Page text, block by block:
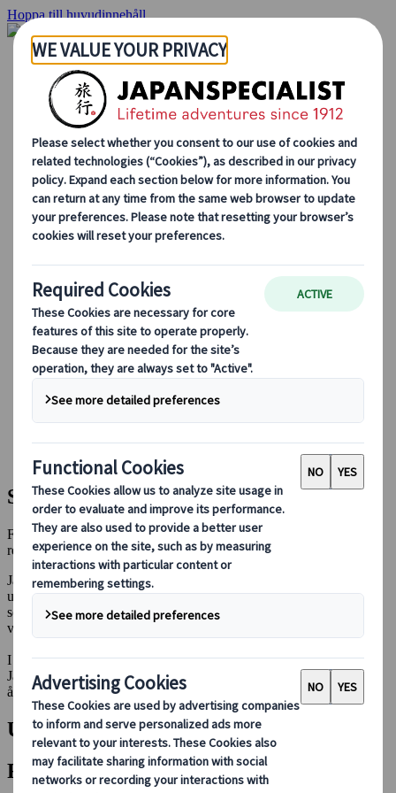
Hoppa till huvudinnehåll
Hemsidan
Resor
Individuellt resande
Gruppresor
Semester med självkörning
Utflykter
Skräddarsydda gruppresor
Japan Rail Pass
Hur vi arbetar
Om oss
Vårt team
Bli en del av vårt team
Säsongsbaserade resetips
Höjdpunkter på resmålet
Kulturella insikter
Kulinariska äventyr
Utforska Japan med tåg
Vanliga frågor och svar
Viktig information
Etikett i Japan
Körning i Japan
Boka med oss
Japan Rail Pass
Boende
Reserådgivning online
Säsongsbaserade resetips till Japan
Få ut det mesta av Japans årstidsväxlingar - restips och
rekommendationer
Japan förvandlas med varje årstid och erbjuder unika upplevelser
under hela året. Från hisnande körsbärsblommor på våren till livliga
sommarfestivaler, fantastiska höstlövverk och fridfulla
vinterunderland finns det alltid något nytt att upptäcka.
I det här avsnittet hittar du expertråd om hur du navigerar genom
Japans säsonger, så att du får ut det mesta av dina resor oavsett
årstid.
Utforska våra senaste artiklar
Filter